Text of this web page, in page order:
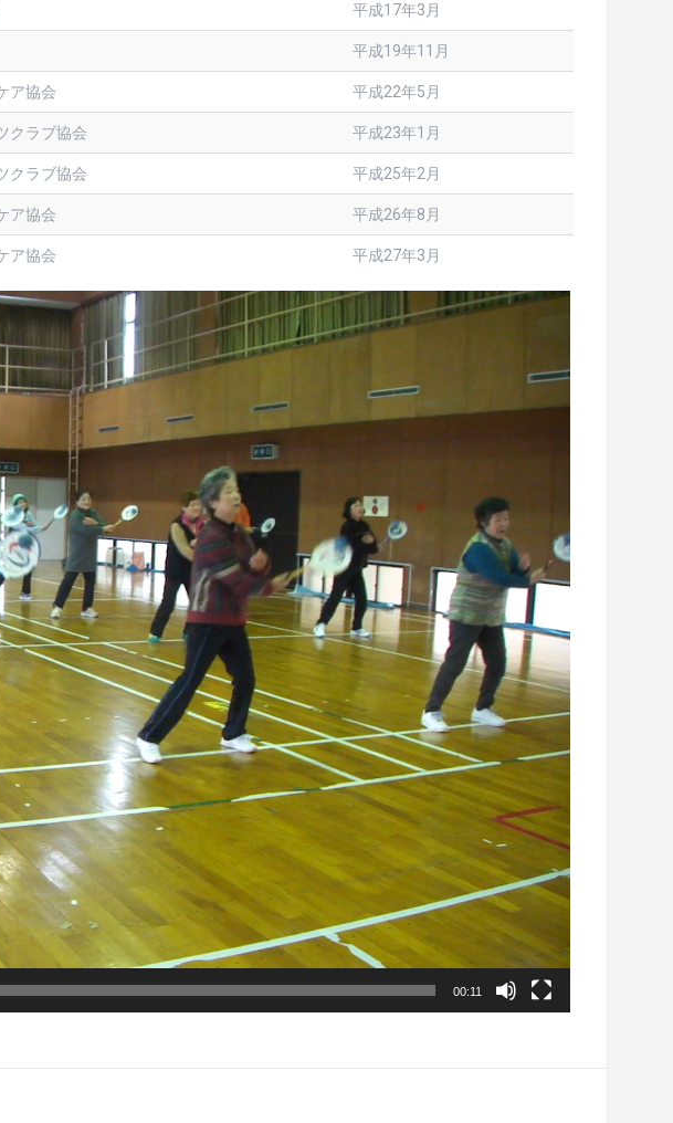
平成17年3月
平成19年11月
ア協会 平成22年5月
クラブ協会 平成23年1月
クラブ協会 平成25年2月
ア協会 平成26年8月
ア協会 平成27年3月
00:11